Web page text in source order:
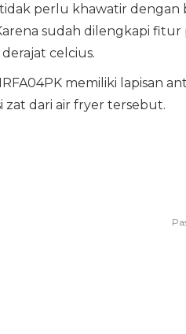
perlu khawatir dengan
sudah dilengkapi
celcius.
memiliki lapisan
zat dari air fryer tersebut.